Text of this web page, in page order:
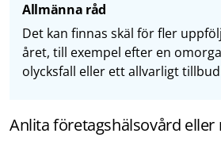
Allmänna råd
Det kan finnas skäl för fler
året, till exempel efter en
olycksfall eller ett allvarligt
Anlita företagshälsovård